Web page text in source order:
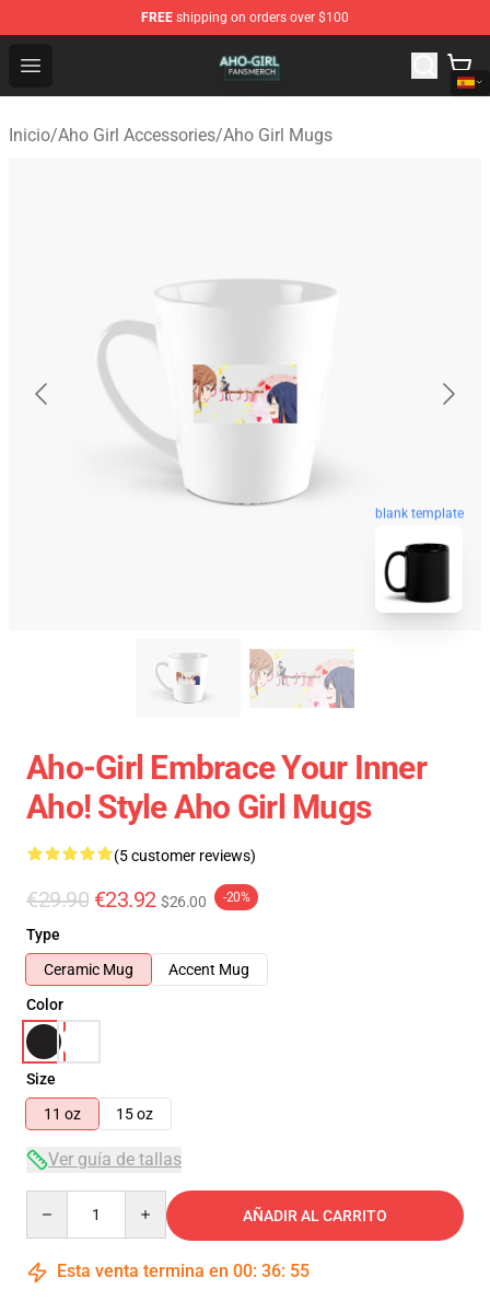
FREE shipping on orders over $100
Open menu
Aho Girl Shop - Official Aho Girl Merchandise Store
Inicio/Aho Girl Accessories/Aho Girl Mugs
blank template
Aho-Girl Embrace Your Inner
Aho! Style Aho Girl Mugs
(5 customer reviews)
€29.90 €23.92 $26.00 -20%
Type
Ceramic Mug
Accent Mug
Color
Size
11 oz
15 oz
Ver guía de tallas
AÑADIR AL CARRITO
Esta venta termina en 00: 36: 55